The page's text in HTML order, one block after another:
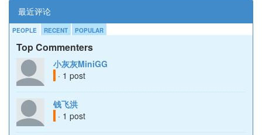
最近评论
PEOPLE RECENT POPULAR
Top Commenters
小灰灰MiniGG
· 1 post
钱飞洪
· 1 post